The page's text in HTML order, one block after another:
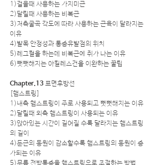
1)걸을때 사용하는 가지미근
2)달릴때 사용하는 비복근
3)저측굴곡 각도에 따라 사용하는 근육이 달라지는
이유
4)발목 안정성과 통증유발점의 위치
5)레그컬을 하는데 비복근에 쥐가 나는 이유
6)뻣뻣해지는 아킬레스건을 이완하는 꿀팁
Chapter.13 표면후방선
[햄스트링]
1)내측 햄스트링이 주로 사용되고 뻣뻣해지는 이유
2)달릴때 외측 햄스트링이 사용되는 이유
3)앉아있는 시간이 길어질 수록 달라지는 햄스트링
의 길이
4)둔근의 동원이 감소할수록 햄스트링의 동원이 증
가되는 이유
5)무릎 전방통증을 햄스트링으로 조절하는 방법